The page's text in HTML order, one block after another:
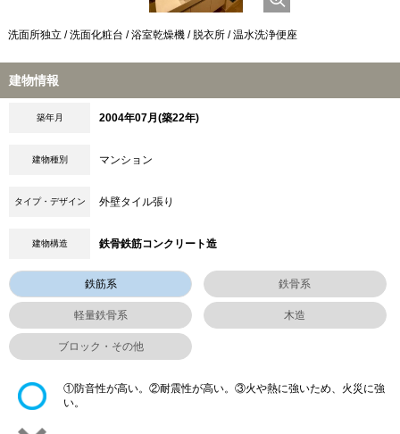
洗面所独立 / 洗面化粧台 / 浴室乾燥機 / 脱衣所 / 温水洗浄便座
建物情報
築年月 2004年07月(築22年)
建物種別 マンション
タイプ・デザイン 外壁タイル張り
建物構造 鉄骨鉄筋コンクリート造
鉄筋系 鉄骨系
軽量鉄骨系 木造
ブロック・その他
①防音性が高い。②耐震性が高い。③火や熱に強いため、火災に強
い。